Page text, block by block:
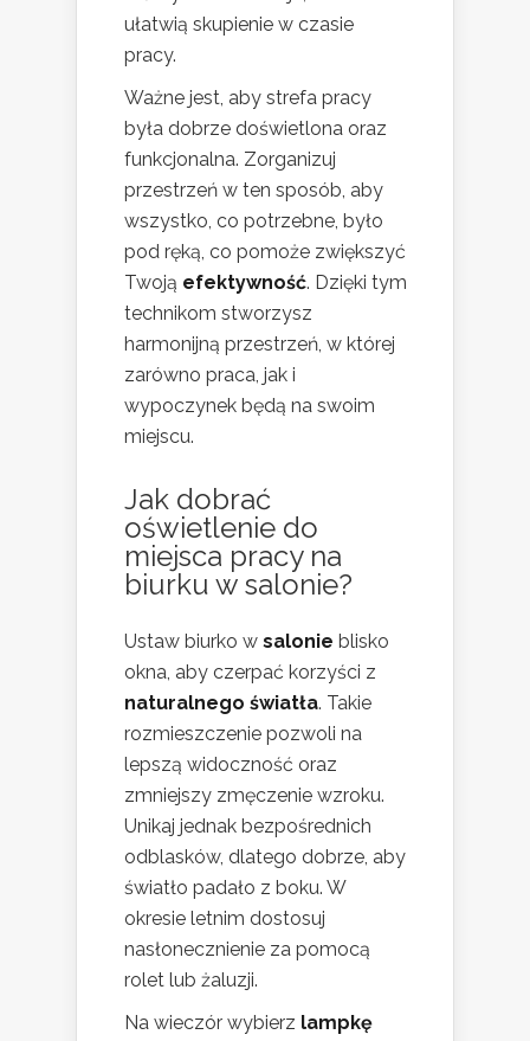
ułatwią skupienie w czasie
pracy.
Ważne jest, aby strefa pracy
była dobrze doświetlona oraz
funkcjonalna. Zorganizuj
przestrzeń w ten sposób, aby
wszystko, co potrzebne, było
pod ręką, co pomoże zwiększyć
Twoją efektywność. Dzięki tym
technikom stworzysz
harmonijną przestrzeń, w której
zarówno praca, jak i
wypoczynek będą na swoim
miejscu.
Jak dobrać
oświetlenie do
miejsca pracy na
biurku w salonie?
Ustaw biurko w salonie blisko
okna, aby czerpać korzyści z
naturalnego światła. Takie
rozmieszczenie pozwoli na
lepszą widoczność oraz
zmniejszy zmęczenie wzroku.
Unikaj jednak bezpośrednich
odblasków, dlatego dobrze, aby
światło padało z boku. W
okresie letnim dostosuj
nasłonecznienie za pomocą
rolet lub żaluzji.
Na wieczór wybierz lampkę